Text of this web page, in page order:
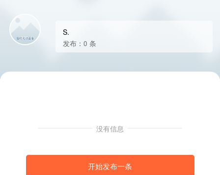
S.
发布：0 条
没有信息
开始发布一条